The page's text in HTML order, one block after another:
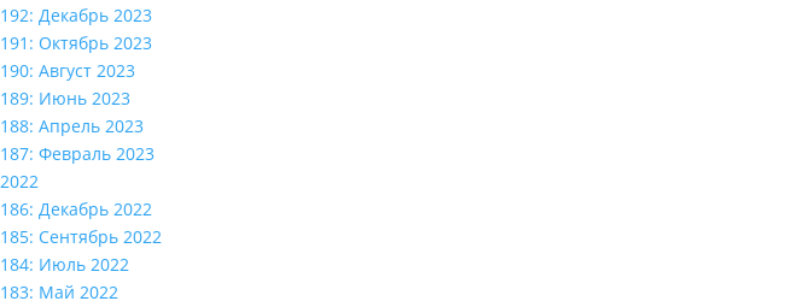
192: Декабрь 2023
191: Октябрь 2023
190: Август 2023
189: Июнь 2023
188: Апрель 2023
187: Февраль 2023
2022
186: Декабрь 2022
185: Сентябрь 2022
184: Июль 2022
183: Май 2022